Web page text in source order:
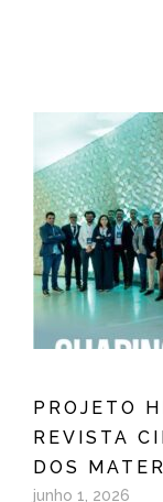
PROJETO
REVISTA
DOS
junho 1, 2026